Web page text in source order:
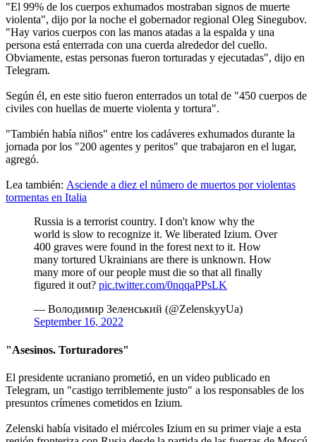
"El 99% de los cuerpos exhumados mostraban signos de muerte
violenta", dijo por la noche el gobernador regional Oleg Sinegubov.
"Hay varios cuerpos con las manos atadas a la espalda y una
persona está enterrada con una cuerda alrededor del cuello.
Obviamente, estas personas fueron torturadas y ejecutadas", dijo en
Telegram.
Según él, en este sitio fueron enterrados un total de "450 cuerpos de
civiles con huellas de muerte violenta y tortura".
"También había niños" entre los cadáveres exhumados durante la
jornada por los "200 agentes y peritos" que trabajaron en el lugar,
agregó.
Lea también: Asciende a diez el número de muertos por violentas
tormentas en Italia
Russia is a terrorist country. I don't know why the
world is slow to recognize it. We liberated Izium. Over
400 graves were found in the forest next to it. How
many tortured Ukrainians are there is unknown. How
many more of our people must die so that all finally
figured it out? pic.twitter.com/0nqqaPPsLK
— Володимир Зеленський (@ZelenskyyUa)
September 16, 2022
"Asesinos. Torturadores"
El presidente ucraniano prometió, en un video publicado en
Telegram, un "castigo terriblemente justo" a los responsables de los
presuntos crímenes cometidos en Izium.
Zelenski había visitado el miércoles Izium en su primer viaje a esta